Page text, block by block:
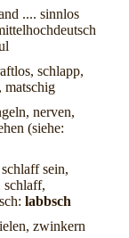
.... sinnlos
schlapp,
matschig
nerven,
(siehe:
sein,
labbsch
zwinkern